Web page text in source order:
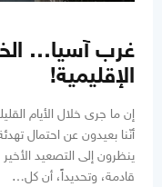
غرب آسيا…
الإقليمية!
إن ما جرى خلال الأيام
أنّنا بعيدون عن احتمال
ينظرون إلى التصعيد
قادمة، وتحديداً، أن كل…